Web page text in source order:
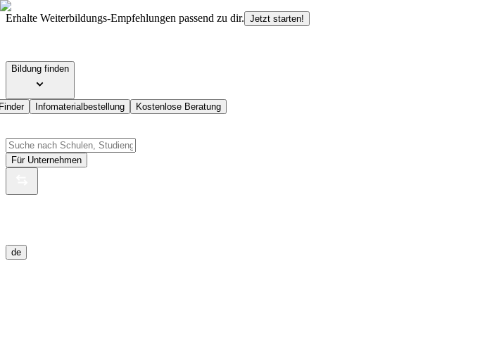
Erhalte Weiterbildungs-Empfehlungen passend zu dir. Jetzt starten!
Bildung finden
Infomaterialbestellung Kostenlose Beratung
Für Unternehmen
de